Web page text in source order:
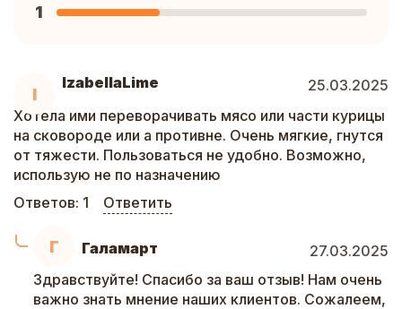
I
IzabellaLime
25.03.2025
Хотела ими переворачивать мясо или части курицы
на сковороде или а противне. Очень мягкие, гнутся
от тяжести. Пользоваться не удобно. Возможно,
использую не по назначению
Ответов: 1 Ответить
Г Галамарт
27.03.2025
Здравствуйте! Спасибо за ваш отзыв! Нам очень
важно знать мнение наших клиентов. Сожалеем,
1